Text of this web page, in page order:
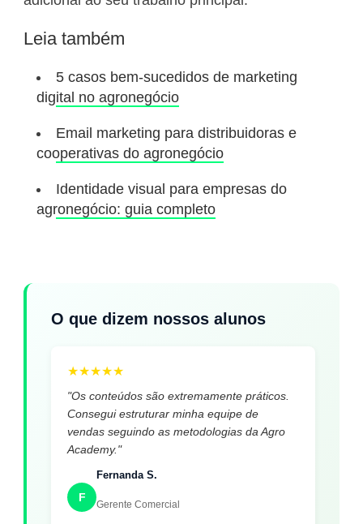
Leia também
5 casos bem-sucedidos de marketing
digital no agronegócio
Email marketing para distribuidoras e
cooperativas do agronegócio
Identidade visual para empresas do
agronegócio: guia completo
O que dizem nossos alunos
★★★★★
"Os conteúdos são extremamente práticos.
Consegui estruturar minha equipe de
vendas seguindo as metodologias da Agro
Academy."
F
Fernanda S.
Gerente Comercial